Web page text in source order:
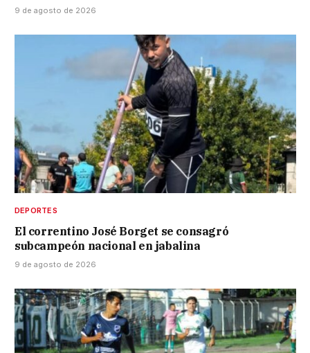
9 de agosto de 2026
DEPORTES
El correntino José Borget se consagró
subcampeón nacional en jabalina
9 de agosto de 2026